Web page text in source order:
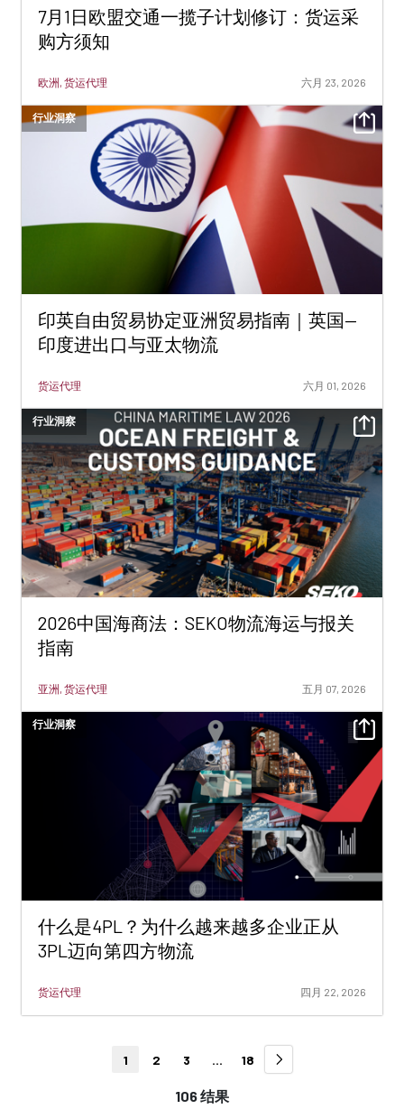
7月1日欧盟交通一揽子计划修订：货运采
购方须知
欧洲, 货运代理 六月 23, 2026
行业洞察
印英自由贸易协定亚洲贸易指南｜英国—
印度进出口与亚太物流
货运代理 六月 01, 2026
行业洞察
2026中国海商法：SEKO物流海运与报关
指南
亚洲, 货运代理 五月 07, 2026
行业洞察
什么是4PL？为什么越来越多企业正从
3PL迈向第四方物流
货运代理 四月 22, 2026
1 2 3 ... 18
106 结果